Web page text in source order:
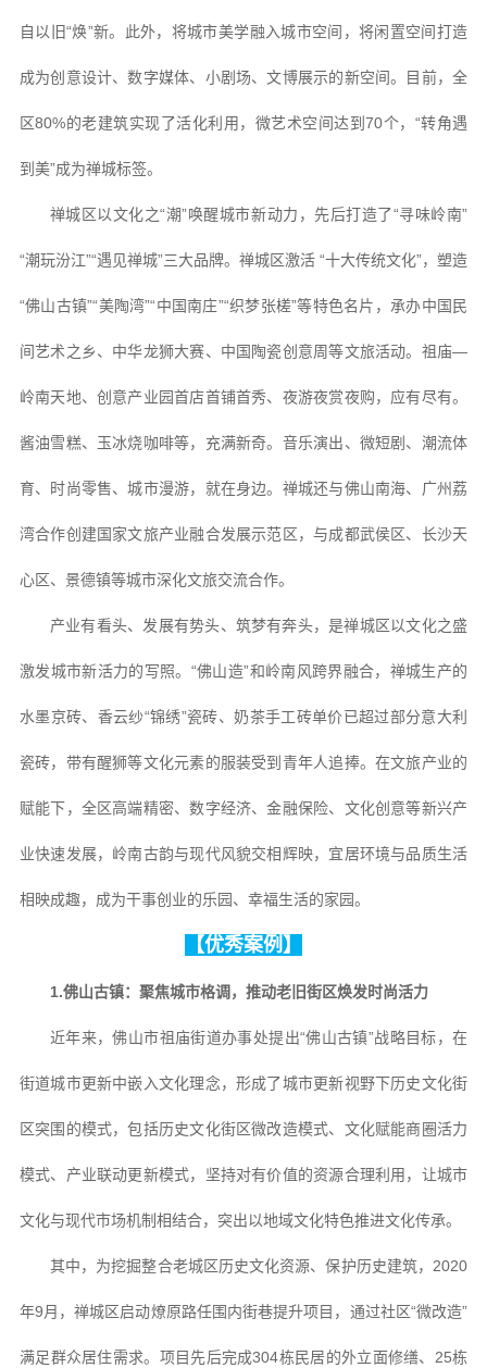
自以旧“焕”新。此外，将城市美学融入城市空间，将闲置空间打造
成为创意设计、数字媒体、小剧场、文博展示的新空间。目前，全
区80%的老建筑实现了活化利用，微艺术空间达到70个，“转角遇
到美”成为禅城标签。
禅城区以文化之“潮”唤醒城市新动力，先后打造了“寻味岭南”
“潮玩汾江”“遇见禅城”三大品牌。禅城区激活 “十大传统文化”，塑造
“佛山古镇”“美陶湾”“中国南庄”“织梦张槎”等特色名片，承办中国民
间艺术之乡、中华龙狮大赛、中国陶瓷创意周等文旅活动。祖庙—
岭南天地、创意产业园首店首铺首秀、夜游夜赏夜购，应有尽有。
酱油雪糕、玉冰烧咖啡等，充满新奇。音乐演出、微短剧、潮流体
育、时尚零售、城市漫游，就在身边。禅城还与佛山南海、广州荔
湾合作创建国家文旅产业融合发展示范区，与成都武侯区、长沙天
心区、景德镇等城市深化文旅交流合作。
产业有看头、发展有势头、筑梦有奔头，是禅城区以文化之盛
激发城市新活力的写照。“佛山造”和岭南风跨界融合，禅城生产的
水墨京砖、香云纱“锦绣”瓷砖、奶茶手工砖单价已超过部分意大利
瓷砖，带有醒狮等文化元素的服装受到青年人追捧。在文旅产业的
赋能下，全区高端精密、数字经济、金融保险、文化创意等新兴产
业快速发展，岭南古韵与现代风貌交相辉映，宜居环境与品质生活
相映成趣，成为干事创业的乐园、幸福生活的家园。
【优秀案例】
1.佛山古镇：聚焦城市格调，推动老旧街区焕发时尚活力
近年来，佛山市祖庙街道办事处提出“佛山古镇”战略目标，在
街道城市更新中嵌入文化理念，形成了城市更新视野下历史文化街
区突围的模式，包括历史文化街区微改造模式、文化赋能商圈活力
模式、产业联动更新模式，坚持对有价值的资源合理利用，让城市
文化与现代市场机制相结合，突出以地域文化特色推进文化传承。
其中，为挖掘整合老城区历史文化资源、保护历史建筑，2020
年9月，禅城区启动燎原路任围内街巷提升项目，通过社区“微改造”
满足群众居住需求。项目先后完成304栋民居的外立面修缮、25栋